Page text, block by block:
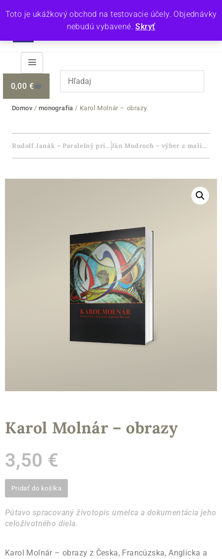
Toto je ukážkový obchod na testovacie účely. Objednávky
nebudú vybavené.Skryť
0,00 €
Domov / monografia / Karol Molnár – obrazy
Rudolf Janák – Paralelný príbeh Ján Mudroch – výber z maliarskeho diela
Karol Molnár – obrazy
3,50 €
Pridať do košíka
Pútavo spracovaný životopis umelca a dokumentácia jeho
celoživotného diela.
Karol Molnár – obrazy z Česka, Francúzska, Anglicka a